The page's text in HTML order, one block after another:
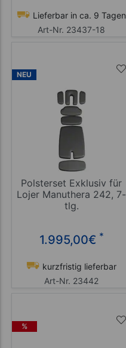
Lieferbar in ca. 9 Tagen
Art-Nr. 23437-18
NEU
Polsterset Exklusiv für
Lojer Manuthera 242, 7-
tlg.
1.995,00€ *
kurzfristig lieferbar
Art-Nr. 23442
%